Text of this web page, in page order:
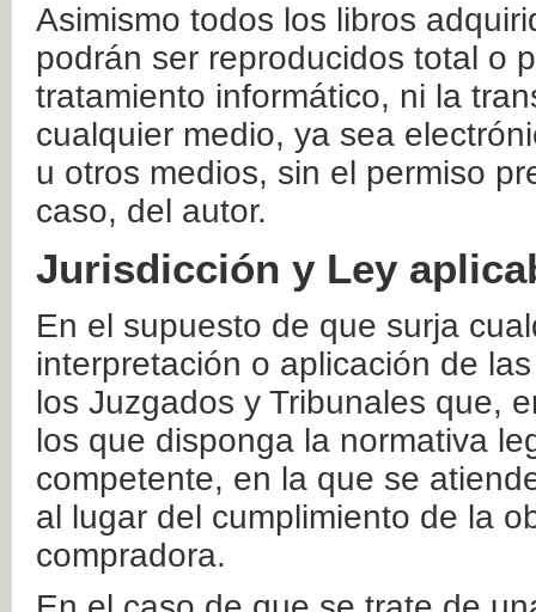
Asimismo todos los libros
podrán ser reproducidos total o
tratamiento informático, ni la
cualquier medio, ya sea
u otros medios, sin el permiso
caso, del autor.
Jurisdicción y Ley
En el supuesto de que surja
interpretación o aplicación de
los Juzgados y Tribunales que,
los que disponga la normativa
competente, en la que se
al lugar del cumplimiento de la
compradora.